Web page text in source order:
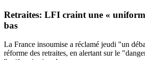
Retraites: LFI craint une «
bas
La France insoumise a réclamé jeudi "un
réforme des retraites, en alertant sur le